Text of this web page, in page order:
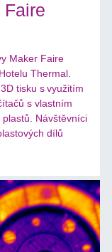
Maker Faire
Thermal.
tisku s využitím
s vlastním
Návštěvníci
dílů